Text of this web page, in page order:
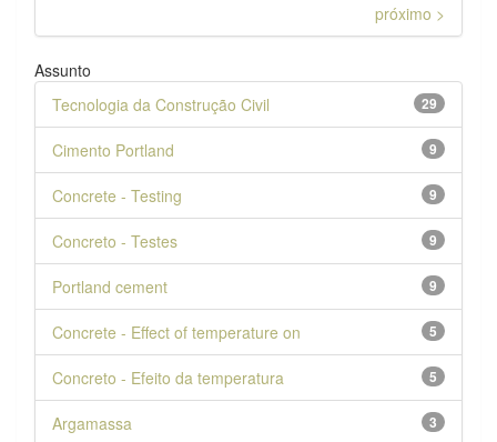
próximo >
Assunto
29
Tecnologia da Construção Civil
9
Cimento Portland
9
Concrete - Testing
9
Concreto - Testes
9
Portland cement
5
Concrete - Effect of temperature on
5
Concreto - Efeito da temperatura
3
Argamassa